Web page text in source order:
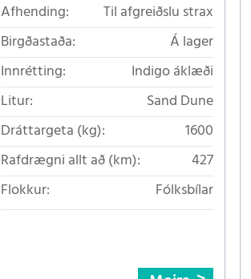
Afhending:
Til afgreiðslu strax
Birgðastaða:
Á lager
Innrétting:
Indigo áklæði
Litur:
Sand Dune
Dráttargeta (kg):
1600
Rafdrægni allt að (km):
427
Flokkur:
Fólksbílar